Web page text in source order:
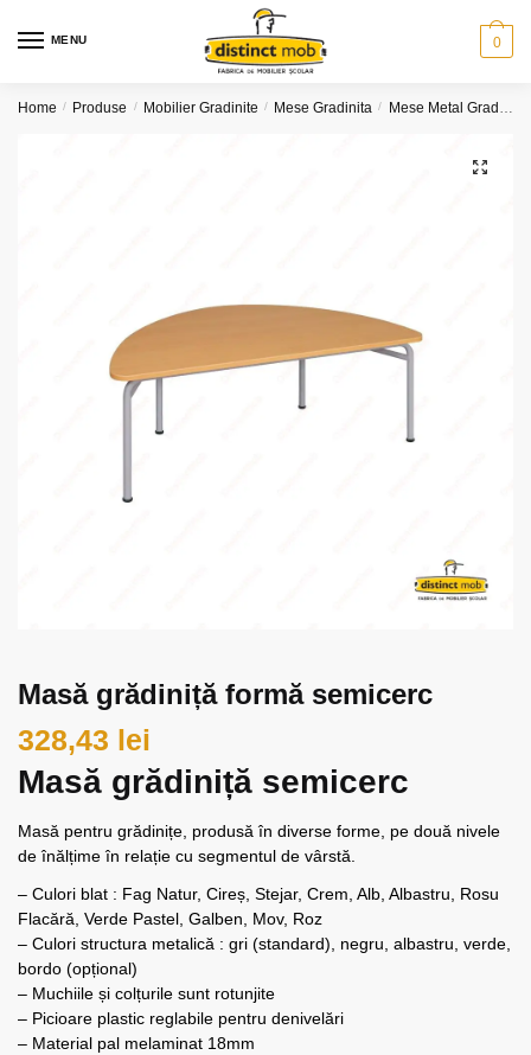
MENU 0
Home / Produse / Mobilier Gradinite / Mese Gradinita / Mese Metal Gradinita
🔍
Masă grădiniță formă semicerc
328,43 lei
Masă grădiniță semicerc
Masă pentru grădinițe, produsă în diverse forme, pe două nivele
de înălțime în relație cu segmentul de vârstă.
– Culori blat : Fag Natur, Cireș, Stejar, Crem, Alb, Albastru, Rosu
Flacără, Verde Pastel, Galben, Mov, Roz
– Culori structura metalică : gri (standard), negru, albastru, verde,
bordo (opțional)
– Muchiile și colțurile sunt rotunjite
– Picioare plastic reglabile pentru denivelări
– Material pal melaminat 18mm